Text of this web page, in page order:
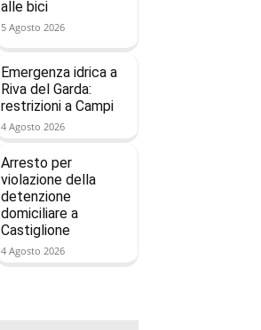
alle bici
5 Agosto 2026
Emergenza idrica a
Riva del Garda:
restrizioni a Campi
4 Agosto 2026
Arresto per
violazione della
detenzione
domiciliare a
Castiglione
4 Agosto 2026